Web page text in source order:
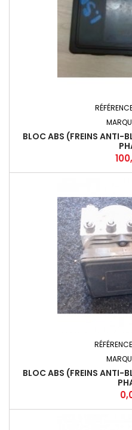
BLOC ABS (FREINS ANTI-
Prix
BLOC ABS (FREINS ANTI-